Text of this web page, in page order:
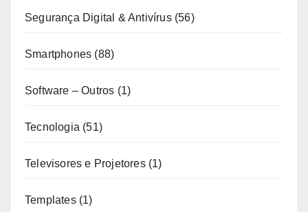
Segurança Digital & Antivírus(56)
Smartphones (88)
Software – Outros (1)
Tecnologia (51)
Televisores e Projetores(1)
Templates(1)